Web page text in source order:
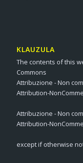
KLAUZULA
The contents of this
Commons
Attribuzione - Non
Attribution-
Attribuzione - Non
Attribution-
except if otherwise